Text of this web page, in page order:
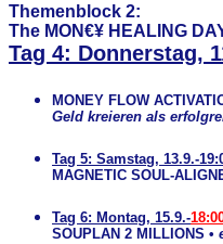
Themenblock 2:
The MON€¥ HEALING
Tag 4: Donnerstag,
MONEY FLOW
Geld kreieren als
Tag 5: Samstag, 13.9.-
MAGNETIC SOUL-
Tag 6: Montag, 15.9.-
SOUPLAN 2 MILLIONS •